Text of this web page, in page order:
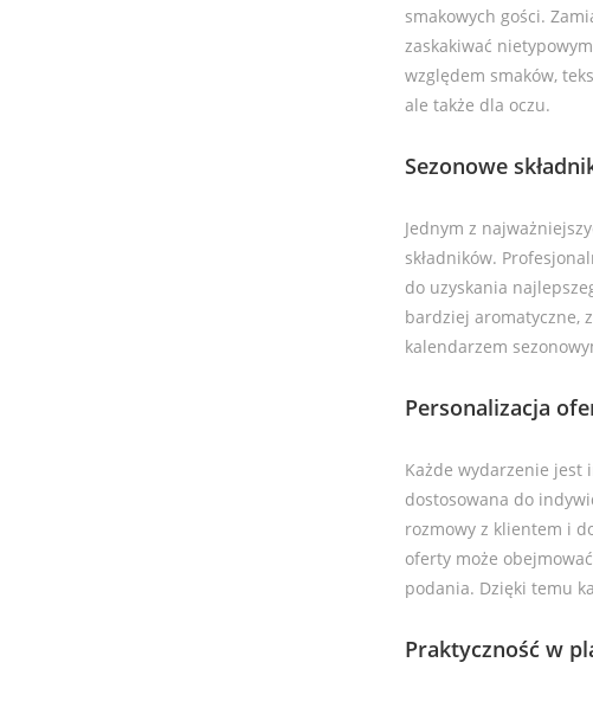
smakowych gości.
zaskakiwać
względem smaków,
ale także dla oczu.
Sezonowe
Jednym z
składników.
do uzyskania
bardziej aromatyczne,
kalendarzem
Personalizacja
Każde wydarzenie jest
dostosowana do
rozmowy z klientem i
oferty może
podania. Dzięki temu
Praktyczność w